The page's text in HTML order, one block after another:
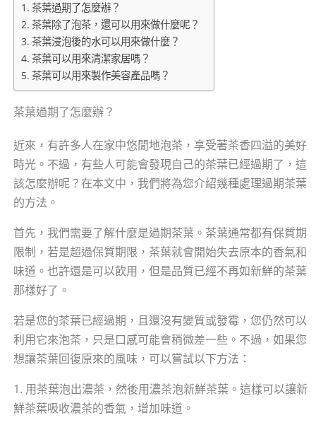
茶葉過期了怎麼辦？
茶葉除了泡茶，還可以用來做什麼呢？
茶葉浸泡後的水可以用來做什麼？
茶葉可以用來清潔家居嗎？
茶葉可以用來製作美容產品嗎？
茶葉過期了怎麼辦？
近來，有許多人在家中悠閒地泡茶，享受著茶香四溢的美好
時光。不過，有些人可能會發現自己的茶葉已經過期了，這
該怎麼辦呢？在本文中，我們將為您介紹幾種處理過期茶葉
的方法。
首先，我們需要了解什麼是過期茶葉。茶葉通常都有保質期
限制，若是超過保質期限，茶葉就會開始失去原本的香氣和
味道。也許還是可以飲用，但是品質已經不再如新鮮的茶葉
那樣好了。
若是您的茶葉已經過期，且還沒有變質或發霉，您仍然可以
利用它來泡茶，只是口感可能會稍微差一些。不過，如果您
想讓茶葉回復原來的風味，可以嘗試以下方法：
1. 用茶葉泡出濃茶，然後用濃茶泡新鮮茶葉。這樣可以讓新
鮮茶葉吸收濃茶的香氣，增加味道。